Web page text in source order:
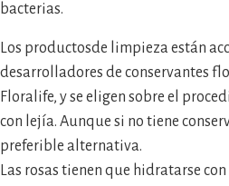
bacterias.
Los productosde limpieza están
desarrolladores de conservantes
Floralife, y se eligen sobre el
con lejía. Aunque si no tiene
preferible alternativa.
Las rosas tienen que hidratarse